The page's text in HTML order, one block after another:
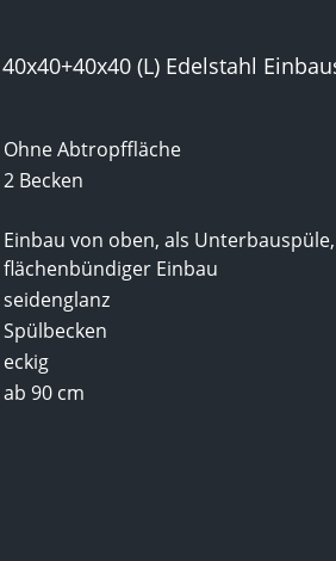
(L) Edelstahl
Ohne Abtropffläche
2 Becken
Einbau von oben, als Unterbauspüle,
flächenbündiger Einbau
seidenglanz
Spülbecken
eckig
ab 90 cm